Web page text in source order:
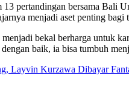
pertandingan bersama Bali
menjadi aset penting bagi
bekal berharga untuk
baik, ia bisa tumbuh
Layvin Kurzawa Dibayar